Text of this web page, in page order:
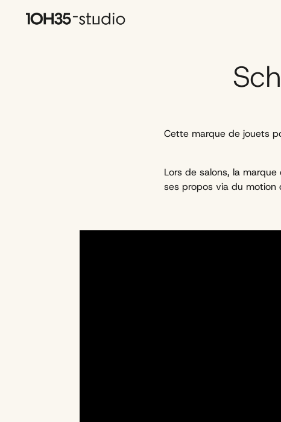
Cette marque de jouets
Lors de salons, la
ses propos via du motion